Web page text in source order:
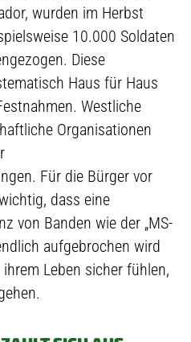
wurden im Herbst
10.000 Soldaten
Diese
Haus für Haus
Westliche
Organisationen
Für die Bürger vor
dass eine
von Banden wie der „MS-
aufgebrochen wird
Leben sicher fühlen,